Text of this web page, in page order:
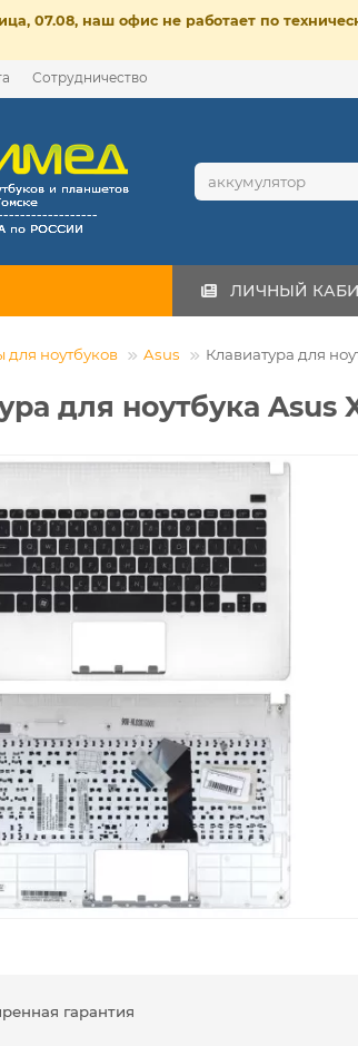
07.08, наш офис не работает по
Сотрудничество
ЛИЧНЫЙ
для ноутбуков Asus Клавиатура для
для ноутбука Asus
гарантия